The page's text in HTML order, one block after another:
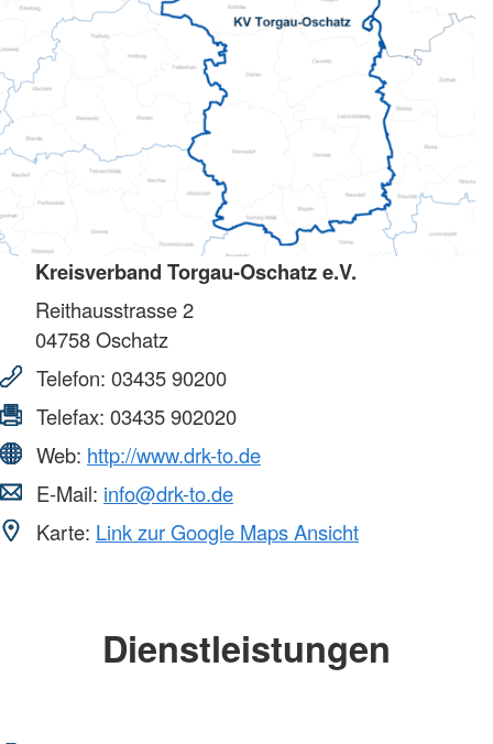
Kreisverband Torgau-Oschatz e.V.
Reithausstrasse 2
04758Oschatz
Telefon: 03435 90200
Telefax: 03435 902020
Web: http://www.drk-to.de
E-Mail: info@drk-to.de
Karte: Link zur Google Maps Ansicht
Dienstleistungen